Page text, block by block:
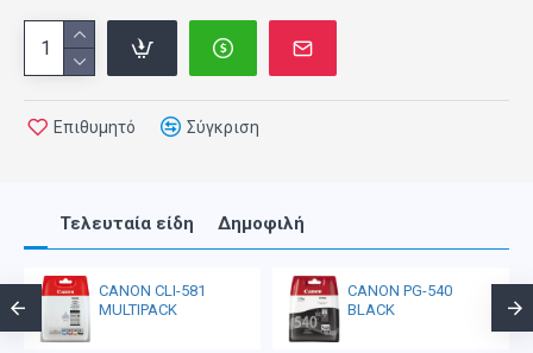
Επιθυμητό Σύγκριση
Τελευταία είδη Δημοφιλή
CANON CLI-581
MULTIPACK
CANON PG-540
BLACK